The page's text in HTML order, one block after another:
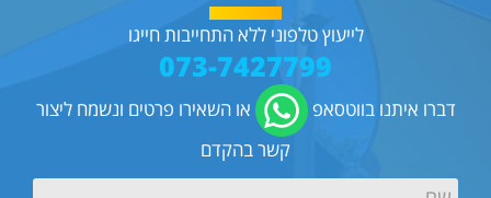
לייעוץ טלפוני ללא התחייבות חייגו
073-7427799
דברו איתנו בווטסאפ
או השאירו פרטים ונשמח ליצור
קשר בהקדם
Name